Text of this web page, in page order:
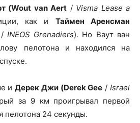
(Wout van Aert / Visma Lease a
как и Таймен Аренсман
/ INEOS Grenadiers). Но Ваут ван
пелотона и находился на
иДерек Джи (Derek Gee /Israel
за 9 км проигрывал первой
пелотона 24 секунды.